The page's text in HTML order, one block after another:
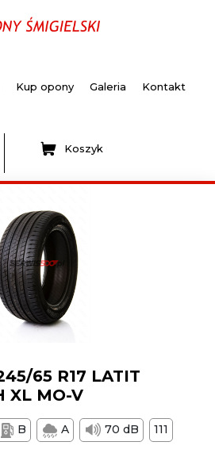
Kup opony Galeria Kontakt
Koszyk
65 R17 LATIT
XL MO-V
B A 70 dB
111